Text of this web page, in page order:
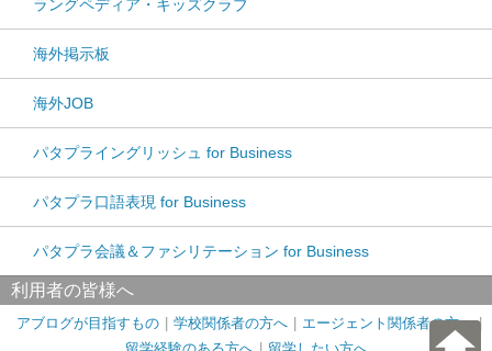
ラングペディア・キッズクラブ
海外掲示板
海外JOB
パタプライングリッシュ for Business
パタプラ口語表現 for Business
パタプラ会議＆ファシリテーション for Business
利用者の皆様へ
アブログが目指すもの 学校関係者の方へ
エージェント関係者の方へ